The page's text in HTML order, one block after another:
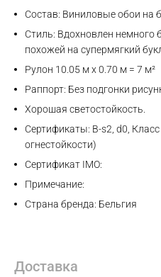
Состав: Виниловые обои на
Стиль: Вдохновлен немного
похожей на супермягкий
Рулон 10.05 м x 0.70 м = 7 м²
Раппорт: Без подгонки
Хорошая светостойкость.
Сертификаты: B-s2, d0,
огнестойкости)
Сертификат IMO:
Примечание:
Страна бренда: Бельгия
Доставка
Max
WhatsApp